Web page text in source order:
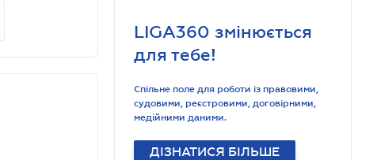
LIGA360 змінюється
для тебе!
Спільне поле для роботи із правовими,
судовими, реєстровими, договірними,
медійними даними.
ДІЗНАТИСЯ БІЛЬШЕ